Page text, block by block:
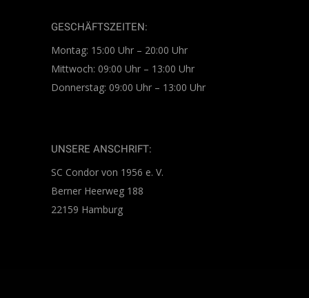
GESCHÄFTSZEITEN:
Montag: 15:00 Uhr – 20:00 Uhr
Mittwoch: 09:00 Uhr – 13:00 Uhr
Donnerstag: 09:00 Uhr – 13:00 Uhr
UNSERE ANSCHRIFT:
SC Condor von 1956 e. V.
Berner Heerweg 188
22159 Hamburg